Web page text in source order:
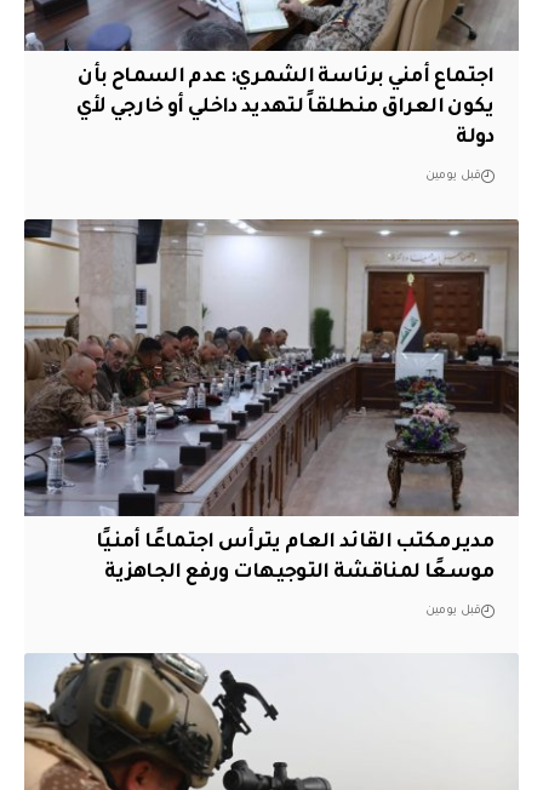
اجتماع أمني برئاسة الشمري: عدم السماح بأن
يكون العراق منطلقاً لتهديد داخلي أو خارجي لأي
دولة
قبل يومين
مدير مكتب القائد العام يترأس اجتماعًا أمنيًا
موسعًا لمناقشة التوجيهات ورفع الجاهزية
قبل يومين